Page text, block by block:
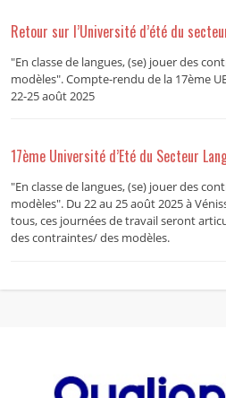
Retour sur l’Université d’été du
"En classe de langues, (se) jouer des
modèles". Compte-rendu de la 17ème
22-25 août 2025
17ème Université d’Eté du Secteur
"En classe de langues, (se) jouer des
modèles". Du 22 au 25 août 2025 à
tous, ces journées de travail seront
des contraintes/ des modèles.